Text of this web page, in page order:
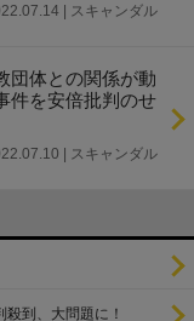
| スキャンダル
体との関係が動
件を安倍批判のせ
| スキャンダル
到、大問題に！